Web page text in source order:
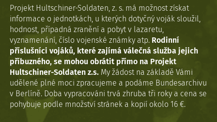
Projekt Hultschiner-Soldaten, z. s. má možnost získat
informace o jednotkách, u kterých dotyčný voják sloužil,
hodnost, případná zranění a pobyt v lazaretu,
vyznamenání, číslo vojenské známky atp. Rodinní
příslušníci vojáků, které zajímá válečná služba jejich
příbuzného, se mohou obrátit přímo na Projekt
Hultschiner-Soldaten z.s. My žádost na základě Vámi
udělené plné moci zpracujeme a podáme Bundesarchivu
v Berlíně. Doba vypracováni trvá zhruba tři roky a cena se
pohybuje podle množství stránek a kopií okolo 16 €.